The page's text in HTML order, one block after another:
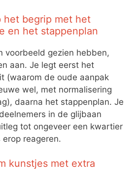
het begrip met het
en het stappenplan
voorbeeld gezien hebben,
aan. Je legt eerst het
(waarom de oude aanpak
wel, met normalisering
daarna het stappenplan. Je
in de glijbaan
tot ongeveer een kwartier
reageren.
kunstjes met extra